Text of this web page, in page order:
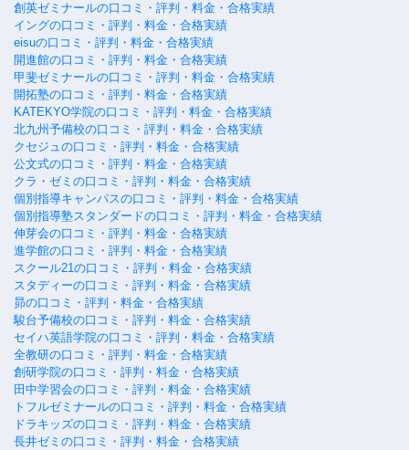
創英ゼミナールの口コミ・評判・料金・合格実績
イングの口コミ・評判・料金・合格実績
eisuの口コミ・評判・料金・合格実績
開進館の口コミ・評判・料金・合格実績
甲斐ゼミナールの口コミ・評判・料金・合格実績
開拓塾の口コミ・評判・料金・合格実績
KATEKYO学院の口コミ・評判・料金・合格実績
北九州予備校の口コミ・評判・料金・合格実績
クセジュの口コミ・評判・料金・合格実績
公文式の口コミ・評判・料金・合格実績
クラ・ゼミの口コミ・評判・料金・合格実績
個別指導キャンパスの口コミ・評判・料金・合格実績
個別指導塾スタンダードの口コミ・評判・料金・合格実績
伸芽会の口コミ・評判・料金・合格実績
進学館の口コミ・評判・料金・合格実績
スクール21の口コミ・評判・料金・合格実績
スタディーの口コミ・評判・料金・合格実績
昴の口コミ・評判・料金・合格実績
駿台予備校の口コミ・評判・料金・合格実績
セイハ英語学院の口コミ・評判・料金・合格実績
全教研の口コミ・評判・料金・合格実績
創研学院の口コミ・評判・料金・合格実績
田中学習会の口コミ・評判・料金・合格実績
トフルゼミナールの口コミ・評判・料金・合格実績
ドラキッズの口コミ・評判・料金・合格実績
長井ゼミの口コミ・評判・料金・合格実績